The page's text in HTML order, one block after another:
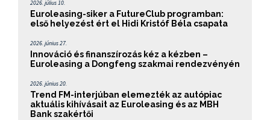
2026. július 10.
Euroleasing-siker a FutureClub programban:
első helyezést ért el Hidi Kristóf Béla csapata
2026. június 27.
Innováció és finanszírozás kéz a kézben –
Euroleasing a Dongfeng szakmai rendezvényén
2026. június 20.
Trend FM-interjúban elemezték az autópiac
aktuális kihívásait az Euroleasing és az MBH
Bank szakértői